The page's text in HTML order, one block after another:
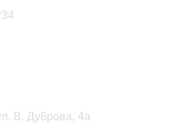
В. Дуброва, 4а